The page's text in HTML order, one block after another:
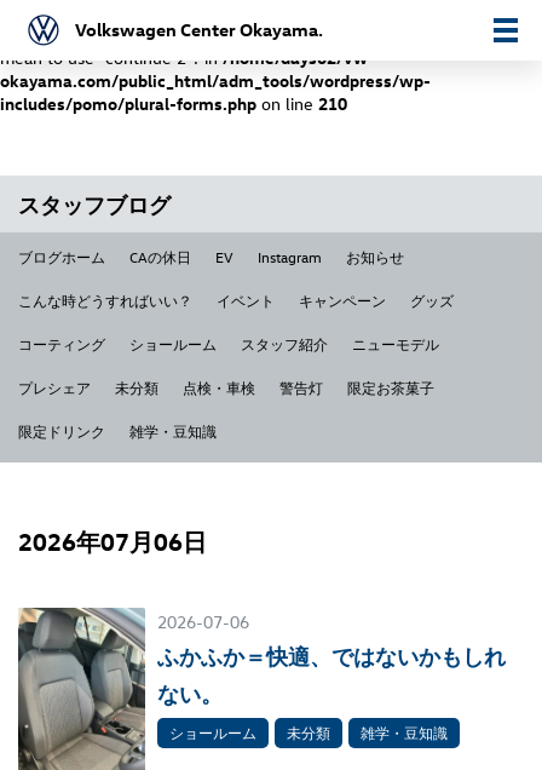
Warning
: "continue" targeting switch is equivalent to "break". Did you
mean to use "continue 2"? in /home/days02/vw-
okayama.com/public_html/adm_tools/wordpress/wp-
includes/pomo/plural-forms.php on line 210
Volkswagen Center Okayama.
スタッフブログ
ブログホーム CAの休日 EV Instagram お知らせ
こんな時どうすればいい？ イベント キャンペーン グッズ
コーティング ショールーム スタッフ紹介 ニューモデル
プレシェア 未分類 点検・車検 警告灯 限定お茶菓子
限定ドリンク 雑学・豆知識
2026年07月06日
2026-07-06
ふかふか＝快適、ではないかもしれ
ない。
ショールーム 未分類 雑学・豆知識